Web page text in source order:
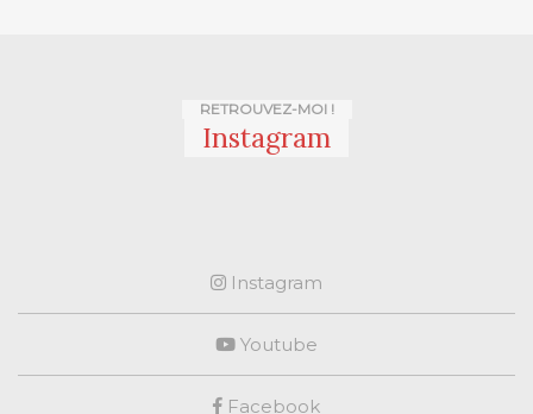
RETROUVEZ-MOI !
Instagram
Instagram
Youtube
Facebook